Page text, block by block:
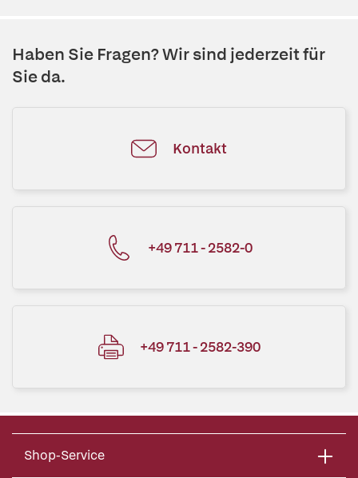
Haben Sie Fragen? Wir sind jederzeit für
Sie da.
Kontakt
+49 711 - 2582-0
+49 711 - 2582-390
Shop-Service